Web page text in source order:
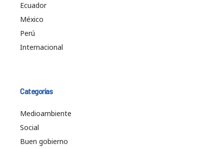
Ecuador
México
Perú
Internacional
Categorías
Medioambiente
Social
Buen gobierno